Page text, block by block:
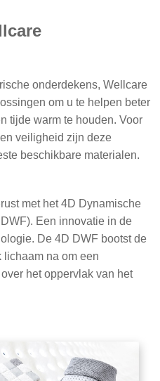
onderdekens, Wellcare
om u te helpen beter
tijde warm te houden. Voor
veiligheid zijn deze
beschikbare materialen.
met het 4D Dynamische
Een innovatie in de
De 4D DWF bootst de
na om een
het oppervlak van het